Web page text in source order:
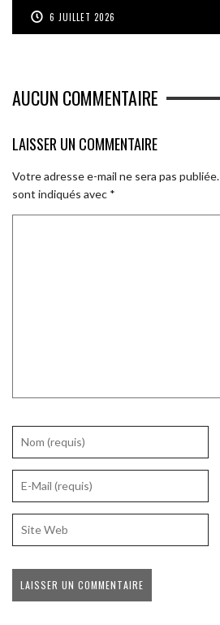
6 JUILLET 2026
AUCUN COMMENTAIRE
LAISSER UN COMMENTAIRE
Votre adresse e-mail ne sera pas publiée.
sont indiqués avec *